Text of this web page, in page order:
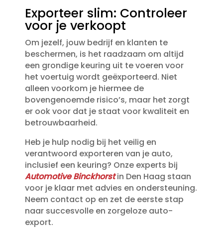
Exporteer slim: Controleer
voor je verkoopt
Om jezelf, jouw bedrijf en klanten te
beschermen, is het raadzaam om altijd
een grondige keuring uit te voeren voor
het voertuig wordt geëxporteerd.​ Niet
alleen voorkom je hiermee de
bovengenoemde risico’s, maar het zorgt
er ook voor dat je staat voor kwaliteit en
betrouwbaarheid.​
Heb je hulp nodig bij het veilig en
verantwoord exporteren van je auto,
inclusief een keuring? Onze experts bij
Automotive Binckhorstin Den Haag staan
voor je klaar met advies en ondersteuning.​
Neem contact op en zet de eerste stap
naar succesvolle en zorgeloze auto-
export.​